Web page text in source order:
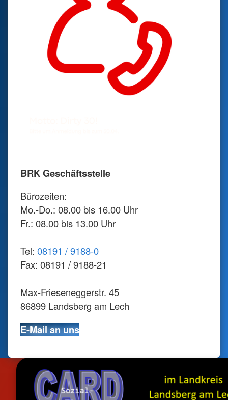
BRK Geschäftsstelle
Bürozeiten:
Mo.-Do.: 08.00 bis 16.00 Uhr
Fr.: 08.00 bis 13.00 Uhr
Tel: 08191 / 9188-0
Fax: 08191 / 9188-21
Max-Frieseneggerstr. 45
86899 Landsberg am Lech
E-Mail an uns